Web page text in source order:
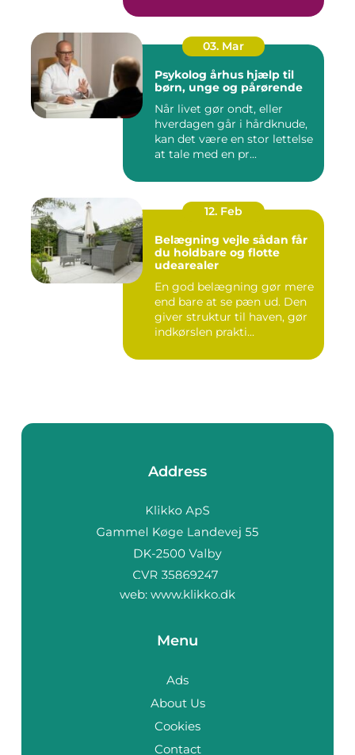
03. Mar
Psykolog århus hjælp til
børn, unge og pårørende
Når livet gør ondt, eller
hverdagen går i hårdknude,
kan det være en stor lettelse
at tale med en pr...
12. Feb
Belægning vejle sådan får
du holdbare og flotte
udearealer
En god belægning gør mere
end bare at se pæn ud. Den
giver struktur til haven, gør
indkørslen prakti...
Address
web: www.klikko.dk
Menu
Ads
About Us
Cookies
Contact